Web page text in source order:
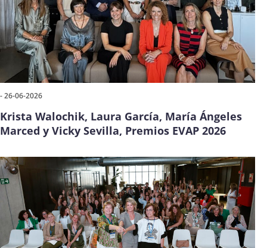
- 26-06-2026
Krista Walochik, Laura García, María Ángeles
Marced y Vicky Sevilla, Premios EVAP 2026